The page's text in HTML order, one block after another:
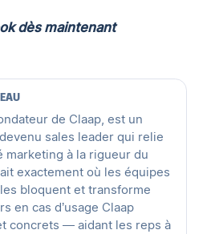
dès maintenant
de Claap, est un
sales leader qui relie
marketing à la rigueur du
exactement où les équipes
bloquent et transforme
en cas d’usage Claap
concrets — aidant les reps à